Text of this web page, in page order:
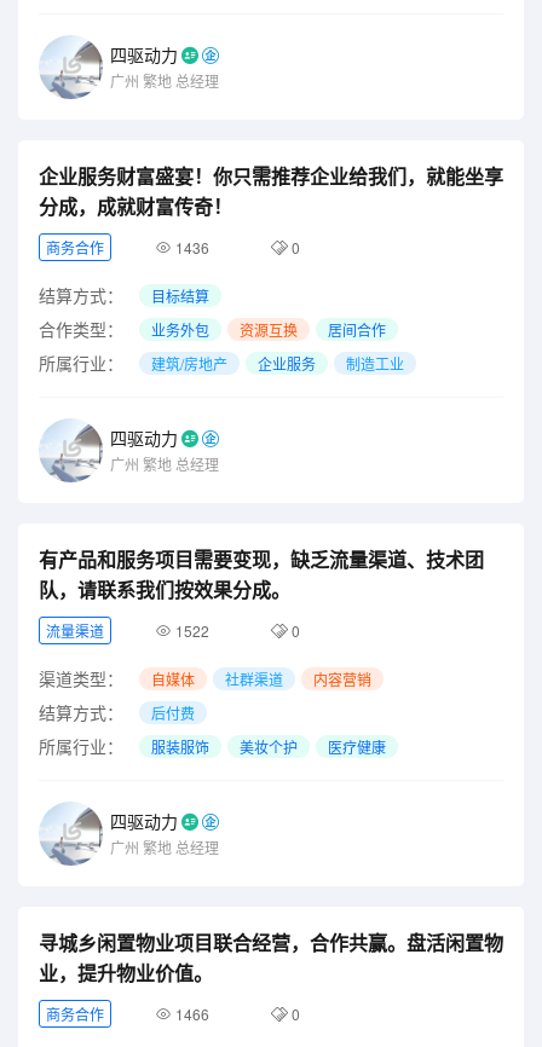
四驱动力
广州 繁地 总经理
企业服务财富盛宴！你只需推荐企业给我们，就能坐享
分成，成就财富传奇！
商务合作 1436 0
结算方式： 目标结算
合作类型： 业务外包 资源互换 居间合作
所属行业： 建筑/房地产 企业服务 制造工业
四驱动力
广州 繁地 总经理
有产品和服务项目需要变现，缺乏流量渠道、技术团
队，请联系我们按效果分成。
流量渠道 1522 0
渠道类型： 自媒体 社群渠道 内容营销
结算方式： 后付费
所属行业： 服装服饰 美妆个护 医疗健康
四驱动力
广州 繁地 总经理
寻城乡闲置物业项目联合经营，合作共赢。盘活闲置物
业，提升物业价值。
商务合作 1466 0